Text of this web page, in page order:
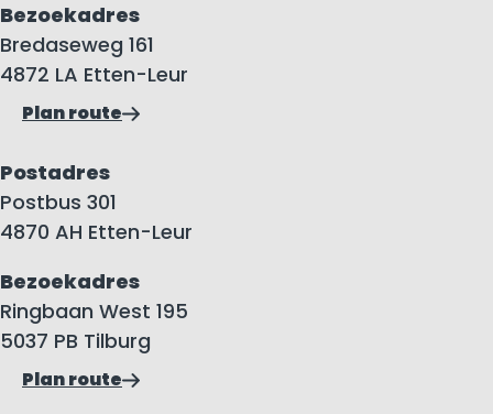
Bezoekadres
Bredaseweg 161
4872 LA Etten-Leur
Plan route
Postadres
Postbus 301
4870 AH Etten-Leur
Bezoekadres
Ringbaan West 195
5037 PB Tilburg
Plan route